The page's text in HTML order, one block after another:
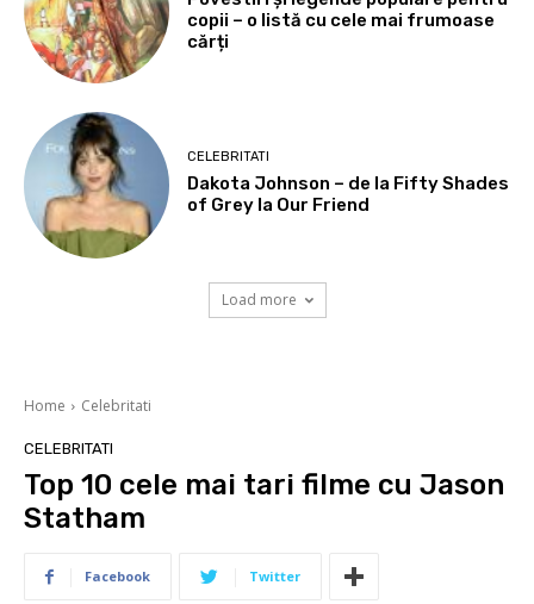
copii – o listă cu cele mai frumoase
cărți
CELEBRITATI
Dakota Johnson – de la Fifty Shades
of Grey la Our Friend
Load more